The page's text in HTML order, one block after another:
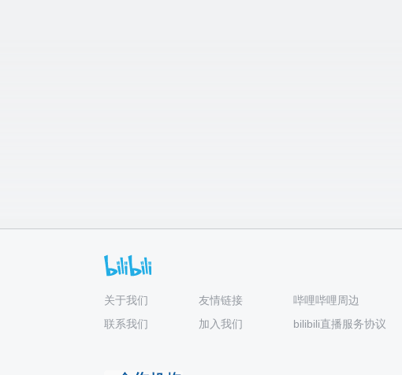
关于我们 友情链接
哔哩哔哩周边
联系我们
加入我们 bilibili直播服务协议